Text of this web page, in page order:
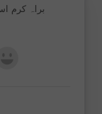
براہ کرم